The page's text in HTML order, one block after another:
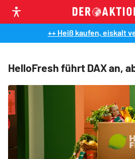
++ Heiß kaufen, eiskalt
HelloFresh führt DAX an,